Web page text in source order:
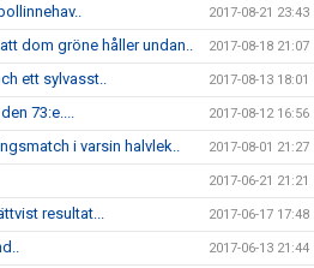
2017-08-21 23:43
dom gröne håller undan.. 2017-08-18 21:07
ett sylvasst.. 2017-08-13 18:01
73:e.... 2017-08-12 16:56
i varsin halvlek.. 2017-08-01 21:27
2017-06-21 21:21
resultat... 2017-06-17 17:48
2017-06-13 21:44